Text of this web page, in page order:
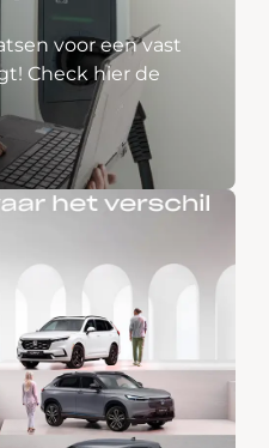
voor een vast
Check hier de